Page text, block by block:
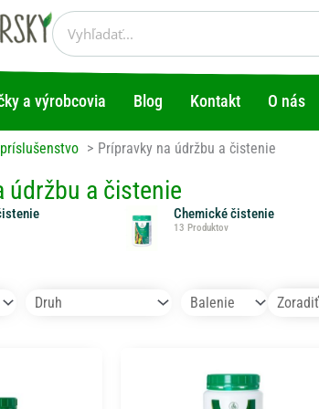
Vyhľadať
a výrobcovia Blog Kontakt O nás
Prípravky na údržbu a čistenie
údržbu a čistenie
Chemické čistenie
13 Produktov